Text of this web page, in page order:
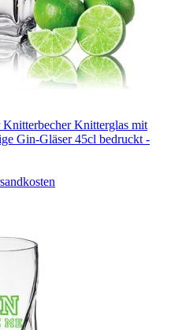
Knitterbecher Knitterglas mit
Gin-Gläser 45cl bedruckt -